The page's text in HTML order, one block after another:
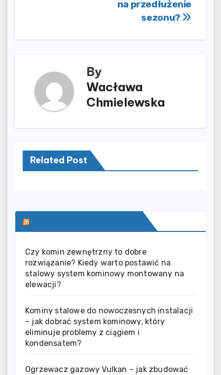
na przedłużenie
sezonu?
By
Wacława
Chmielewska
Related Post
Czy komin zewnętrzny to dobre
rozwiązanie? Kiedy warto postawić na
stalowy system kominowy montowany na
elewacji?
Kominy stalowe do nowoczesnych instalacji
– jak dobrać system kominowy, który
eliminuje problemy z ciągiem i
kondensatem?
Ogrzewacz gazowy Vulkan – jak zbudować